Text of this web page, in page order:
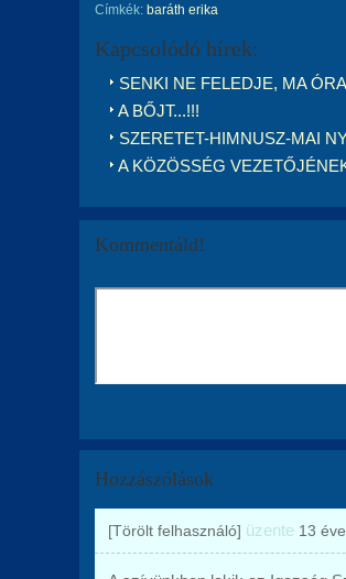
Címkék: baráth erika
Kapcsolódó hírek:
SENKI NE FELEDJE, MA
A BŐJT...!!!
SZERETET-HIMNUSZ-MAI
A KÖZÖSSÉG
Kommentáld!
Hozzászólások
[Törölt felhasználó] üzente 13 éve